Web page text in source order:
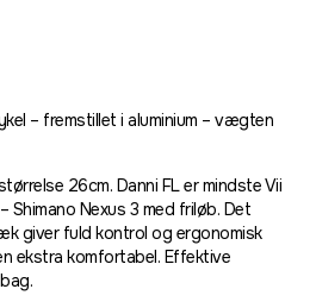
– fremstillet i aluminium – vægten
26cm. Danni FL er mindste Vii
Shimano Nexus 3 med friløb. Det
giver fuld kontrol og ergonomisk
ekstra komfortabel. Effektive